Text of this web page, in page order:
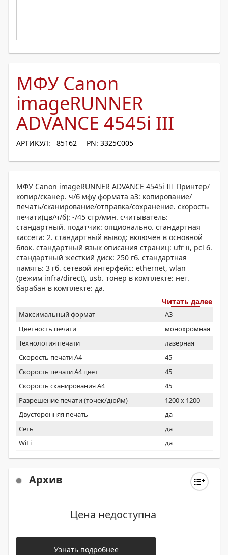
МФУ Canon
imageRUNNER
ADVANCE 4545i III
АРТИКУЛ: 85162 PN: 3325C005
МФУ Canon imageRUNNER ADVANCE 4545i III Принтер/
копир/сканер. ч/б мфу формата a3: копирование/
печать/сканирование/отправка/сохранение. скорость
печати(цв/ч/б): -/45 стр/мин. считыватель:
стандартный. податчик: опционально. стандартная
кассета: 2. стандартный вывод: включен в основной
блок. стандартный язык описания страниц: ufr ii, pcl 6.
стандартный жесткий диск: 250 гб. стандартная
память: 3 гб. сетевой интерфейс: ethernet, wlan
(режим infra/direct), usb. тонер в комплекте: нет.
барабан в комплекте: да.
Читать далее
Максимальный формат
A3
Цветность печати
монохромная
Технология печати
лазерная
Скорость печати А4
45
Скорость печати А4 цвет
45
Скорость сканирования А4
45
Разрешение печати (точек/дюйм)
1200 x 1200
Двусторонняя печать
да
Сеть
да
WiFi
да
Архив
Цена недоступна
Узнать подробнее